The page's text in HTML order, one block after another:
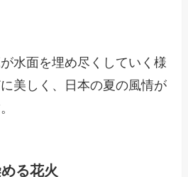
水面を埋め尽くしていく様
美しく、日本の夏の風情が
る花火